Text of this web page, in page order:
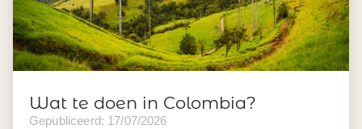
Wat te doen in Colombia?
Gepubliceerd: 17/07/2026